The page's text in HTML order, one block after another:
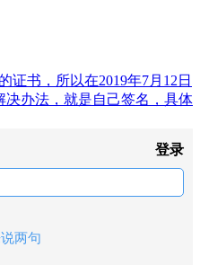
证书，所以在2019年7月12日
决办法，就是自己签名，具体
登录
两句